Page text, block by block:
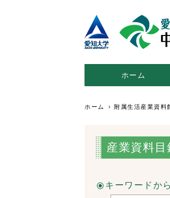
ホーム
ホーム 附属生活産業資料
産業資料目
キーワードか